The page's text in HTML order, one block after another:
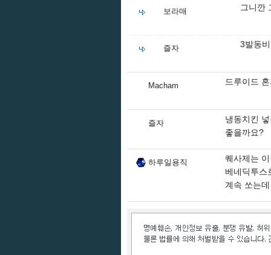
보라매 그니깐
즐자 3발동
Macham 드루이드
즐자
냉동치킨
좋을까요?
하루일용직
퀘사제는
베네딕투스
계속 쏘는